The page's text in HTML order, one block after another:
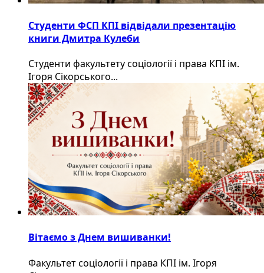
Студенти ФСП КПІ відвідали презентацію
книги Дмитра Кулеби
Студенти факультету соціології і права КПІ ім.
Ігоря Сікорського...
Вітаємо з Днем вишиванки!
Факультет соціології і права КПІ ім. Ігоря